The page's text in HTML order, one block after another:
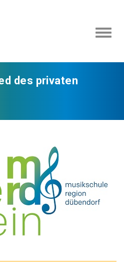
des privaten